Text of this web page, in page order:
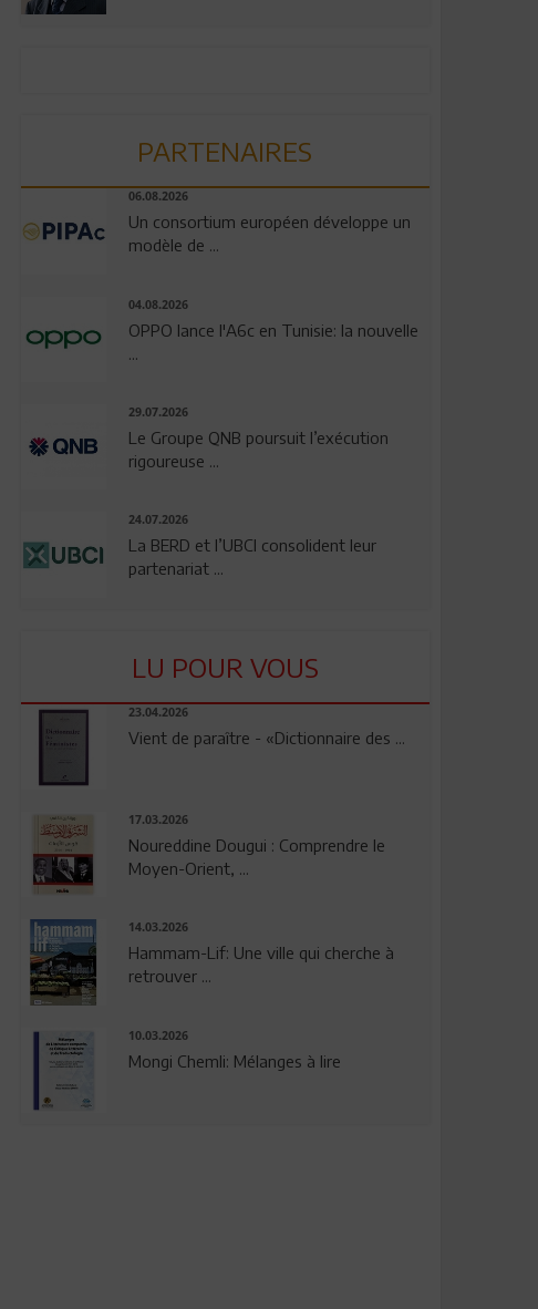
PARTENAIRES
06.08.2026
Un consortium européen développe un
modèle de ...
04.08.2026
OPPO lance l'A6c en Tunisie: la nouvelle
...
29.07.2026
Le Groupe QNB poursuit l’exécution
rigoureuse ...
24.07.2026
La BERD et l’UBCI consolident leur
partenariat ...
LU POUR VOUS
23.04.2026
Vient de paraître - «Dictionnaire des ...
17.03.2026
Noureddine Dougui : Comprendre le
Moyen-Orient, ...
14.03.2026
Hammam-Lif: Une ville qui cherche à
retrouver ...
10.03.2026
Mongi Chemli: Mélanges à lire